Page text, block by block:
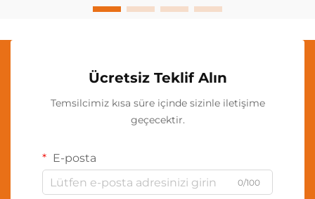
Ücretsiz Teklif Alın
Temsilcimiz kısa süre içinde sizinle iletişime
geçecektir.
E-posta
0/100